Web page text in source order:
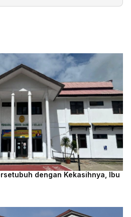
dengan Kekasihnya, Ibu